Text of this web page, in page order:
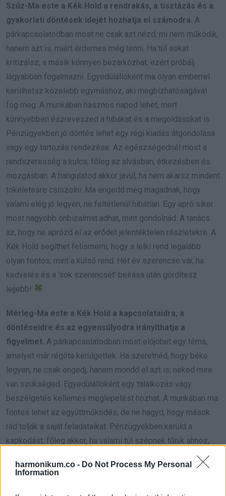
harmonikum.co - Do Not Process My Personal
Information
Szűz-Ma este a Kék Hold a rendrakás, a tisztázás és a
gyakorlati döntések idejét hozhatja el számodra. A
párkapcsolatodban most ne csak azt nézd, mi nem működik,
hanem azt is, miért érdemes még tenni. Ha túl sokat
kritizálsz, a másik könnyen bezárkózhat, ezért próbálj
lágyabban fogalmazni. Egyedülállóként ma olyan emberrel
kerülhetsz közelebb egymáshoz, aki megbízhatóságával
fog meg. A munkában hasznos napod lehet, mert
könnyebben észreveszed a hibákat és a megoldásokat is.
Pénzügyekben jó döntés lehet egy régi kiadás átgondolása
vagy egy tartozás rendezése. Az egészségednél most a
rendszeresség a kulcs, főleg az alvásban, étkezésben és
mozgásban. A hangulatod akkor javul, ha nem akarsz mindent
tökéletesre csiszolni. Ma engedd meg magadnak, hogy
valami elég jó legyen, ne feltétlenül hibátlan. Egy apró siker
most nagyobb önbizalmat adhat, mint gondolnád. A tanács
az, hogy ne aprózd el az erődet jelentéktelen részletekre. A
Kék Hold segíthet felismerni, hogy a lelki rend legalább
olyan fontos, mint a külső rend. Hét év szerencse vár, ha
kedvelés és a ‘sok szerencsét’ beírása után gördítesz
lejjebb!
Mérleg-Ma este a Kék Hold a kapcsolataidra, a
döntéseidre és az egyensúlyodra irányíthatja a
figyelmet. A párkapcsolatodban most előjöhet egy téma,
amelyet már régóta kerülgettek. Ha szeretnéd, hogy béke
legyen, ne csak engedj, hanem mondd el azt is, neked mire
van szükséged. Egyedülállóként egy találkozás vagy
beszélgetés kellemes meglepetést hozhat. A munkában ma
fontos lehet az együttműködés, de ne hagyd, hogy mások
rád tolják a saját feladataikat. Pénzügyekben kerüld a
kapkodást, főleg akkor, ha valami túl szépnek tűnik ahhoz,
hogy igaz legyen. Az egészségednek jót tesz, ha ma kicsit
lelassítasz, és figyelsz a belső nyugalmadra. A hangulatod